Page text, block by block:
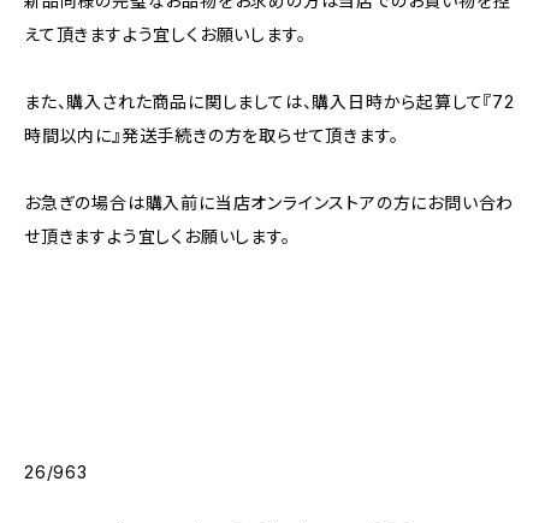
えて頂きますよう宜しくお願いします。
また、購入された商品に関しましては、購入日時から起算して『72
時間以内に』発送手続きの方を取らせて頂きます。
お急ぎの場合は購入前に当店オンラインストアの方にお問い合わ
せ頂きますよう宜しくお願いします。
26/963